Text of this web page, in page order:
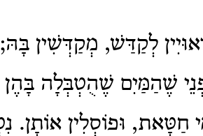
לְקַדַּשׁ, מְקַדְּשִׁין
שֶׁהַמַּיִם שֶׁהֻטְבְּלָה בָּהֶן
חַטָּאת, וּפוֹסְלִין אוֹתָן.